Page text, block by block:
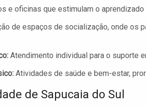
e oficinas que estimulam o aprendizado
de espaços de socialização, onde os
Atendimento individual para o suporte
Atividades de saúde e bem-estar,
de Sapucaia do Sul